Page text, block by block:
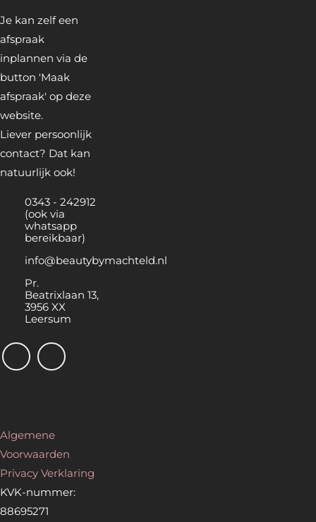
Je kan zelf een
afspraak
inplannen via de
button 'Maak
afspraak' op deze
website.
Liever persoonlijk
contact? Dat kan
natuurlijk ook!
0343 - 242912
(ook via
whatsapp
bereikbaar)
info@beautybymachteld.nl
Pr.
Beatrixlaan 13,
3956 XX
Leersum
Algemene
Voorwaarden
Privacy Verklaring
KVK-nummer:
88695271